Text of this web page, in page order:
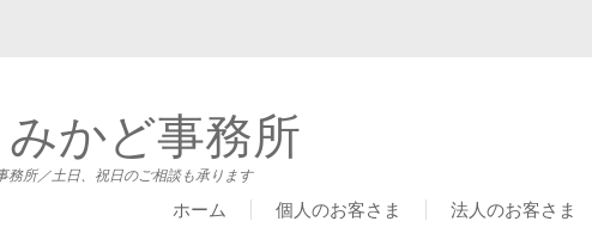
みかど事務所
務所／土日、祝日のご相談も承ります
ホーム 個人のお客さま 法人のお客さま